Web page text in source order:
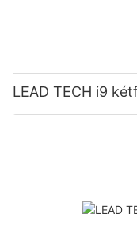
LEAD TECH i9